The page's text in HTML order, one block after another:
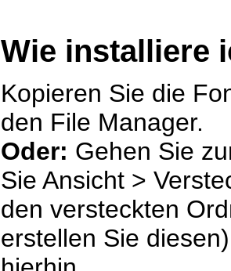
Wie installiere
Kopieren Sie die
den File Manager.
Oder: Gehen Sie
Sie Ansicht >
den versteckten
erstellen Sie